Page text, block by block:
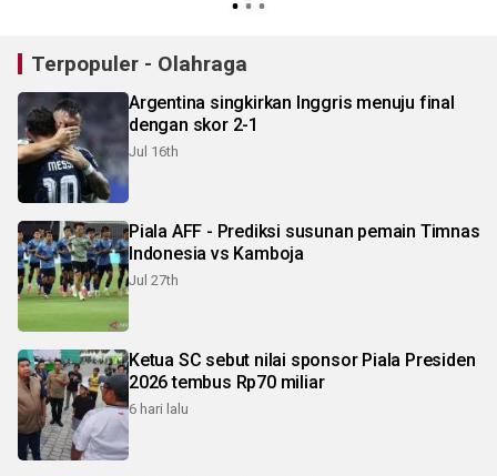
Terpopuler - Olahraga
Argentina singkirkan Inggris menuju final
dengan skor 2-1
Jul 16th
Piala AFF - Prediksi susunan pemain Timnas
Indonesia vs Kamboja
Jul 27th
Ketua SC sebut nilai sponsor Piala Presiden
2026 tembus Rp70 miliar
6 hari lalu